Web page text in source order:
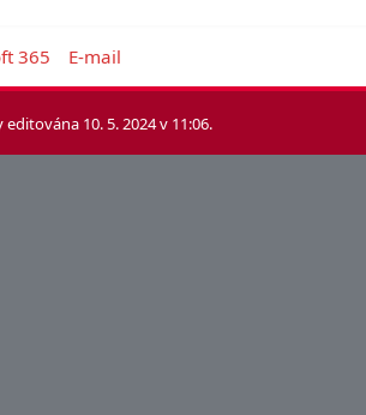
365 E-mail
10. 5. 2024 v 11:06.